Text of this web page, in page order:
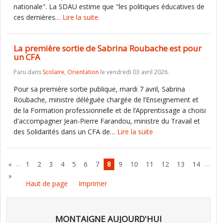
nationale". La SDAU estime que "les politiques éducatives de
ces dernières… Lire la suite
La première sortie de Sabrina Roubache est pour
un CFA
Paru dans Scolaire, Orientation le vendredi 03 avril 2026.
Pour sa première sortie publique, mardi 7 avril, Sabrina
Roubache, ministre déléguée chargée de l’Enseignement et
de la Formation professionnelle et de l’Apprentissage a choisi
d'accompagner Jean-Pierre Farandou, ministre du Travail et
des Solidarités dans un CFA de… Lire la suite
« … 1 2 3 4 5 6 7 8 9 10 11 12 13 14 …
»
Haut de page
Imprimer
MONTAIGNE AUJOURD'HUI